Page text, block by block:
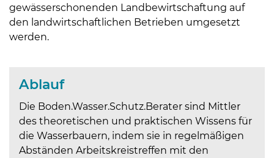
gewässerschonenden Landbewirtschaftung auf
den landwirtschaftlichen Betrieben umgesetzt
werden.
Ablauf
Die Boden.Wasser.Schutz.Berater sind Mittler
des theoretischen und praktischen Wissens für
die Wasserbauern, indem sie in regelmäßigen
Abständen Arbeitskreistreffen mit den